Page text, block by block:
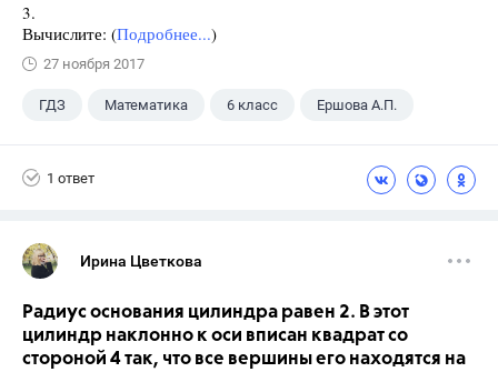
3.
Вычислите: (Подробнее...)
27 ноября 2017
ГДЗ Математика 6 класс Ершова А.П.
1 ответ
Ирина Цветкова
Радиус основания цилиндра равен 2. В этот
цилиндр наклонно к оси вписан квадрат со
стороной 4 так, что все вершины его находятся на